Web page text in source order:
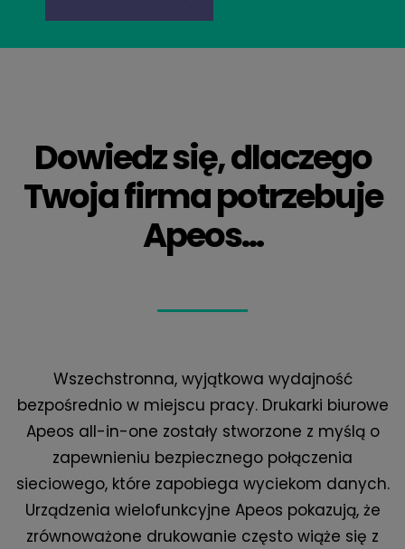
Dowiedz się, dlaczego
Twoja firma potrzebuje
Apeos...
Wszechstronna, wyjątkowa wydajność
bezpośrednio w miejscu pracy. Drukarki biurowe
Apeos all-in-one zostały stworzone z myślą o
zapewnieniu bezpiecznego połączenia
sieciowego, które zapobiega wyciekom danych.
Urządzenia wielofunkcyjne Apeos pokazują, że
zrównoważone drukowanie często wiąże się z